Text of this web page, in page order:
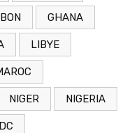
GHANA
LIBYE
NIGER NIGERIA